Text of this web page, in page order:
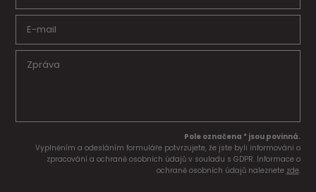
Pole označena * jsou povinná.
Vyplněním a odesláním formuláře potvrzujete, že jste byli informováni o
zpracování a ochraně osobních údajů v souladu s GDPR. Informace o
ochraně osobních údajů naleznete zde.